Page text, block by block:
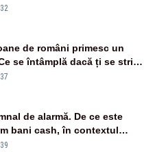
Cernavodă era
de români primesc un
se întâmplă dacă ți se strică
de alarmă. De ce este
bani cash, în contextul